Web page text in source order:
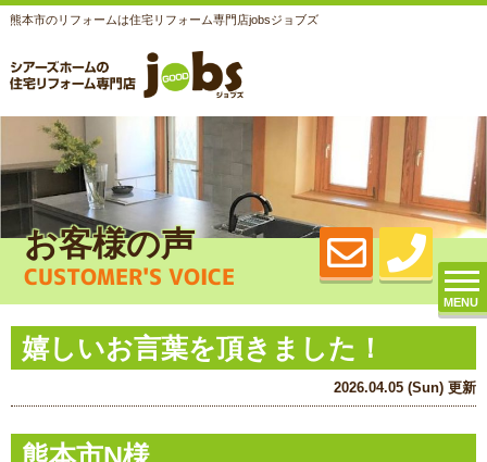
熊本市のリフォームは住宅リフォーム専門店jobsジョブズ
MENU
お客様の声
CUSTOMER'S VOICE
嬉しいお言葉を頂きました！
2026.04.05 (Sun) 更新
熊本市N様